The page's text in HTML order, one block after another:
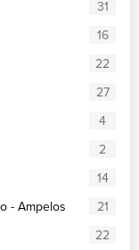
31
16
22
27
4
2
14
- Ampelos
21
22